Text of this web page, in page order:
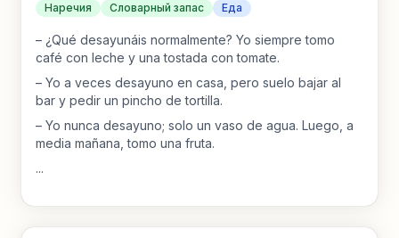
Наречия Словарный запас Еда
– ¿Qué desayunáis normalmente? Yo siempre tomo
café con leche y una tostada con tomate.
– Yo a veces desayuno en casa, pero suelo bajar al
bar y pedir un pincho de tortilla.
– Yo nunca desayuno; solo un vaso de agua. Luego, a
media mañana, tomo una fruta.
...